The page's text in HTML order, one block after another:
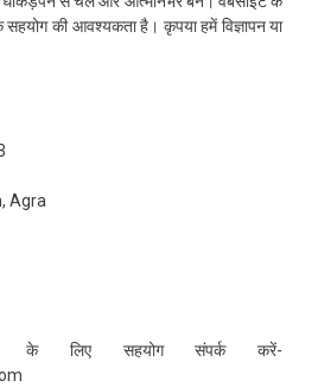
की आवश्यकता है। कृपया हमें विज्ञापन या
Agra
के लिए सहयोग संपर्क करें-